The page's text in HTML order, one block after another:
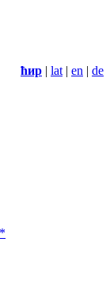
ћир | lat | en | de